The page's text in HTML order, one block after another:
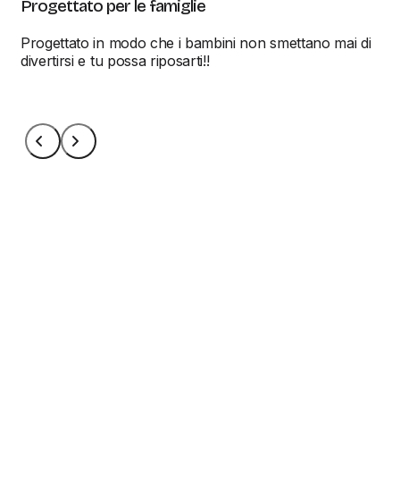
Progettato per le famiglie
Progettato in modo che i bambini non smettano mai di
divertirsi e tu possa riposarti!!